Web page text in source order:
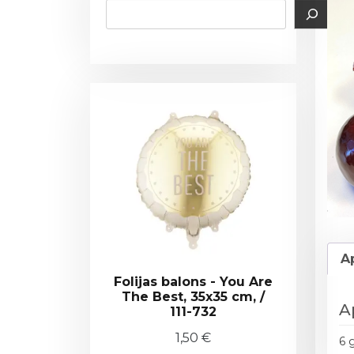
Folijas balons - You Are
The Best, 35x35 cm, /
111-732
1,50 € 6